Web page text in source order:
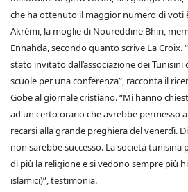
che ha ottenuto il maggior numero di voti
Akrémi, la moglie di Noureddine Bhiri,
Ennahda, secondo quanto scrive La Croix.
stato invitato dall’associazione dei Tunisini
scuole per una conferenza”, racconta il
Gobe al giornale cristiano. “Mi hanno
ad un certo orario che avrebbe permesso
recarsi alla grande preghiera del venerdì.
non sarebbe successo. La società tunisina
di più la religione e si vedono sempre più
islamici)”, testimonia.